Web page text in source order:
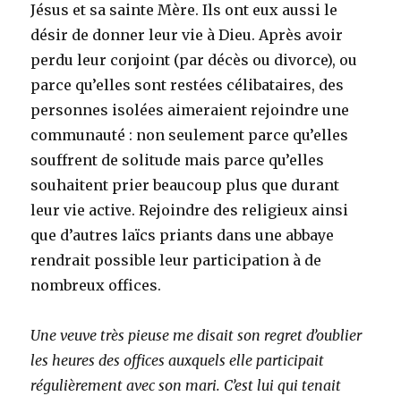
Jésus et sa sainte Mère. Ils ont eux aussi le
désir de donner leur vie à Dieu. Après avoir
perdu leur conjoint (par décès ou divorce), ou
parce qu’elles sont restées célibataires, des
personnes isolées aimeraient rejoindre une
communauté : non seulement parce qu’elles
souffrent de solitude mais parce qu’elles
souhaitent prier beaucoup plus que durant
leur vie active. Rejoindre des religieux ainsi
que d’autres laïcs priants dans une abbaye
rendrait possible leur participation à de
nombreux offices.
Une veuve très pieuse me disait son regret d’oublier
les heures des offices auxquels elle participait
régulièrement avec son mari. C’est lui qui tenait